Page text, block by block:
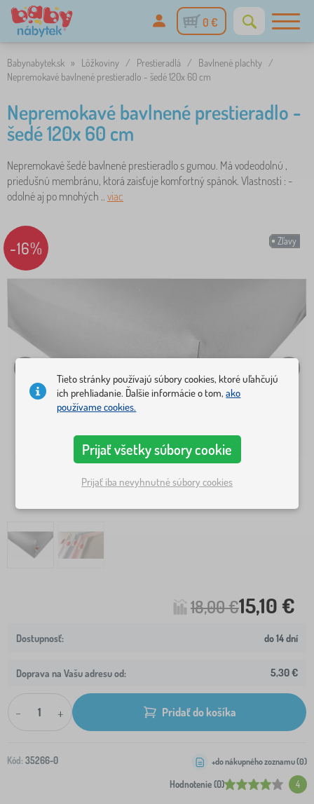
0 €
Babynabytek.sk » Lôžkoviny / Prestieradlá / Bavlnené plachty /
Nepremokavé bavlnené prestieradlo - šedé 120x 60 cm
Nepremokavé bavlnené prestieradlo -
šedé 120x 60 cm
Nepremokavé šedé bavlnené prestieradlo s gumou. Má vodeodolnú ,
priedušnú membránu, ktorá zaisťuje komfortný spánok. Vlastnosti : -
odolné aj po mnohých .. viac
Zľavy
-16%
18,00 €15,10 €
do 14 dní
Doprava na Vašu adresu od: 5,30 €
- + Pridať do košíka
Kód: 35266-0
Hodnotenie (0) 4
+do nákupného zoznamu (0)
Tieto stránky používajú súbory cookies, ktoré uľahčujú
ich prehliadanie. Ďalšie informácie o tom,ako
používame cookies.
Prijať všetky súbory cookie
Prijať iba nevyhnutné súbory cookies